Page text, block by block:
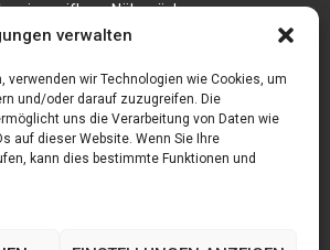
verwalten
verwenden wir Technologien wie Cookies, um
und/oder darauf zuzugreifen. Die
uns die Verarbeitung von Daten wie
auf dieser Website. Wenn Sie Ihre
kann dies bestimmte Funktionen und
in greifbare Nähe rücken
einfach und kostenlos bekannt machen